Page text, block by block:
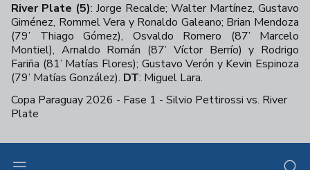
River Plate (5): Jorge Recalde; Walter Martínez, Gustavo
Giménez, Rommel Vera y Ronaldo Galeano; Brian Mendoza
(79’ Thiago Gómez), Osvaldo Romero (87’ Marcelo
Montiel), Arnaldo Román (87’ Víctor Berrío) y Rodrigo
Fariña (81’ Matías Flores); Gustavo Verón y Kevin Espinoza
(79’ Matías González). DT: Miguel Lara.
Copa Paraguay 2026 - Fase 1 - Silvio Pettirossi vs. River
Plate